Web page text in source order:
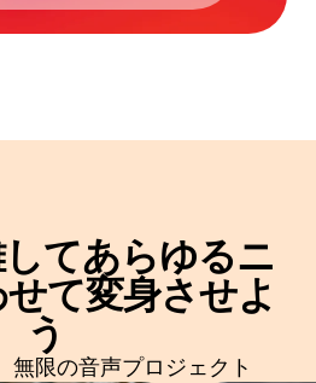
てあらゆるニ
て変身させよ
う
無限の音声プロジェクト